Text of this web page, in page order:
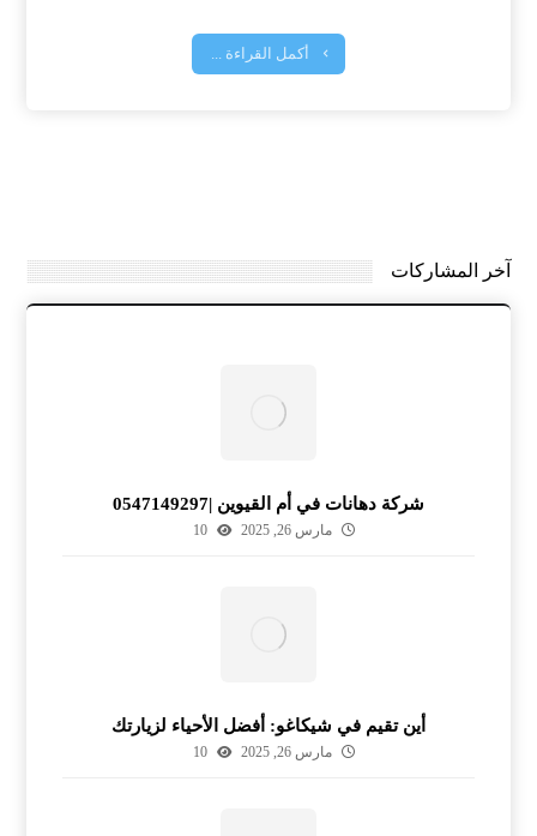
أكمل القراءة ...
آخر المشاركات
شركة دهانات في أم القيوين |0547149297
مارس 26, 2025 10
أين تقيم في شيكاغو: أفضل الأحياء لزيارتك
مارس 26, 2025 10